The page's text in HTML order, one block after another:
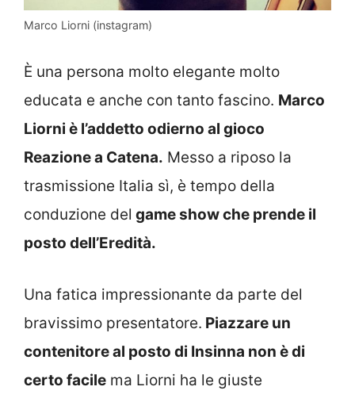
Marco Liorni (instagram)
È una persona molto elegante molto
educata e anche con tanto fascino. Marco
Liorni è l’addetto odierno al gioco
Reazione a Catena. Messo a riposo la
trasmissione Italia sì, è tempo della
conduzione del game show che prende il
posto dell’Eredità.
Una fatica impressionante da parte del
bravissimo presentatore. Piazzare un
contenitore al posto di Insinna non è di
certo facile ma Liorni ha le giuste